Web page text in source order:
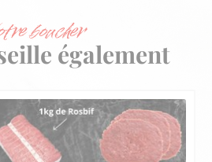
boucher
également